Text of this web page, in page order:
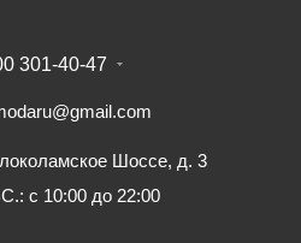
301-40-47
Шоссе, д. 3
с 10:00 до 22:00